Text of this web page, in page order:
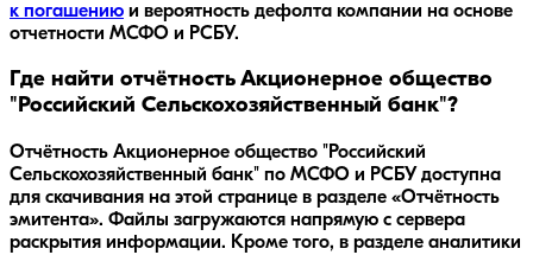
к погашению и вероятность дефолта компании на основе
отчетности МСФО и РСБУ.
Где найти отчётность Акционерное общество
"Российский Сельскохозяйственный банк"?
Отчётность Акционерное общество "Российский
Сельскохозяйственный банк" по МСФО и РСБУ доступна
для скачивания на этой странице в разделе «Отчётность
эмитента». Файлы загружаются напрямую с сервера
раскрытия информации. Кроме того, в разделе аналитики